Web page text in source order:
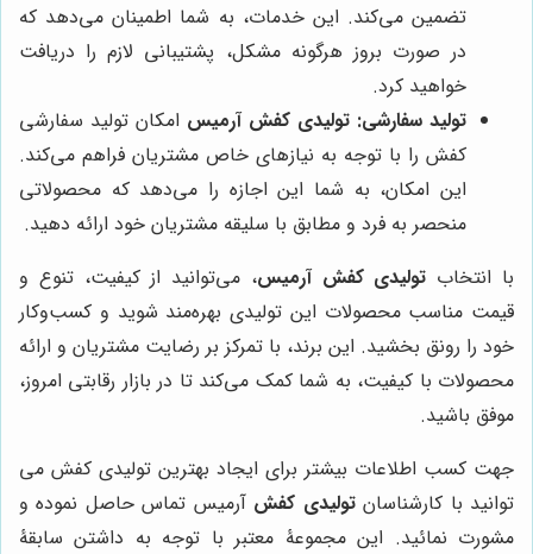
تضمین می‌کند. این خدمات، به شما اطمینان می‌دهد که
در صورت بروز هرگونه مشکل، پشتیبانی لازم را دریافت
خواهید کرد.
تولید سفارشی: تولیدی کفش آرمیس امکان تولید سفارشی
کفش را با توجه به نیازهای خاص مشتریان فراهم می‌کند.
این امکان، به شما این اجازه را می‌دهد که محصولاتی
منحصر به فرد و مطابق با سلیقه مشتریان خود ارائه دهید.
با انتخاب تولیدی کفش آرمیس، می‌توانید از کیفیت، تنوع و
قیمت مناسب محصولات این تولیدی بهره‌مند شوید و کسب‌وکار
خود را رونق بخشید. این برند، با تمرکز بر رضایت مشتریان و ارائه
محصولات با کیفیت، به شما کمک می‌کند تا در بازار رقابتی امروز،
موفق باشید.
جهت کسب اطلاعات بیشتر برای ایجاد بهترین تولیدی کفش می
توانید با کارشناسانتولیدی کفش آرمیس تماس حاصل نموده و
مشورت نمائید. این مجموعۀ معتبر با توجه به داشتن سابقۀ